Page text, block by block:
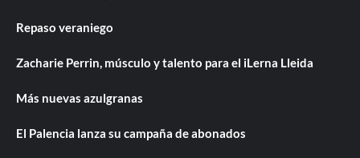
Repaso veraniego
Zacharie Perrin, músculo y talento para el iLerna Lleida
Más nuevas azulgranas
El Palencia lanza su campaña de abonados